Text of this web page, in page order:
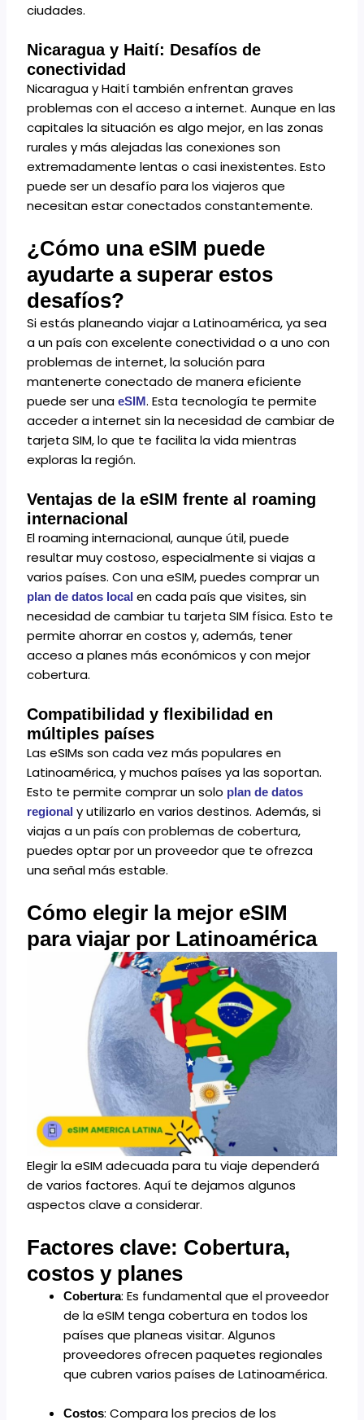
ciudades.
Nicaragua y Haití: Desafíos de
conectividad
Nicaragua y Haití también enfrentan graves
problemas con el acceso a internet. Aunque en las
capitales la situación es algo mejor, en las zonas
rurales y más alejadas las conexiones son
extremadamente lentas o casi inexistentes. Esto
puede ser un desafío para los viajeros que
necesitan estar conectados constantemente.
¿Cómo una eSIM puede
ayudarte a superar estos
desafíos?
Si estás planeando viajar a Latinoamérica, ya sea
a un país con excelente conectividad o a uno con
problemas de internet, la solución para
mantenerte conectado de manera eficiente
puede ser unaeSIM. Esta tecnología te permite
acceder a internet sin la necesidad de cambiar de
tarjeta SIM, lo que te facilita la vida mientras
exploras la región.
Ventajas de la eSIM frente al roaming
internacional
El roaming internacional, aunque útil, puede
resultar muy costoso, especialmente si viajas a
varios países. Con una eSIM, puedes comprar un
plan de datos local en cada país que visites, sin
necesidad de cambiar tu tarjeta SIM física. Esto te
permite ahorrar en costos y, además, tener
acceso a planes más económicos y con mejor
cobertura.
Compatibilidad y flexibilidad en
múltiples países
Las eSIMs son cada vez más populares en
Latinoamérica, y muchos países ya las soportan.
Esto te permite comprar un solo plan de datos
regional y utilizarlo en varios destinos. Además, si
viajas a un país con problemas de cobertura,
puedes optar por un proveedor que te ofrezca
una señal más estable.
Cómo elegir la mejor eSIM
para viajar por Latinoamérica
Elegir la eSIM adecuada para tu viaje dependerá
de varios factores. Aquí te dejamos algunos
aspectos clave a considerar.
Factores clave: Cobertura,
costos y planes
Cobertura: Es fundamental que el proveedor
de la eSIM tenga cobertura en todos los
países que planeas visitar. Algunos
proveedores ofrecenpaquetes regionales
que cubren varios países de Latinoamérica.
Costos: Compara los precios de los